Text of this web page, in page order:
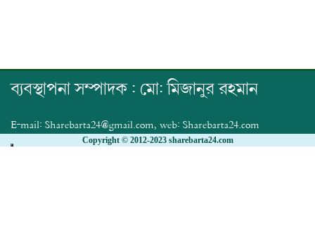
ব্যবস্থাপনা সম্পাদক : মো: মিজানুর রহমান
E-mail: Sharebarta24@gmail.com, web: Sharebarta24.com
Copyright © 2012-2023 sharebarta24.com